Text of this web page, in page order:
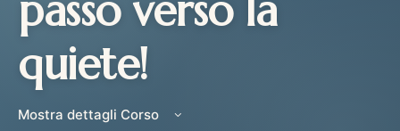
quiete!
Mostra dettagli Corso